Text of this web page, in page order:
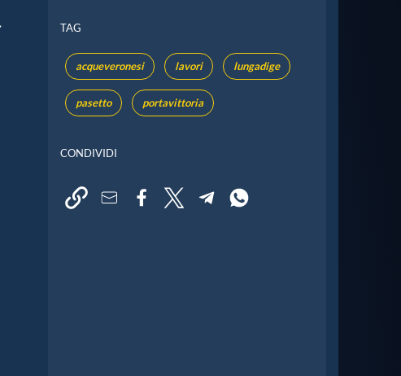
TAG
acqueveronesi lavori lungadige
pasetto portavittoria
CONDIVIDI